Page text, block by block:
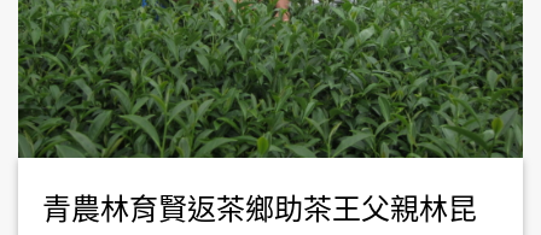
青農林育賢返茶鄉助茶王父親林昆